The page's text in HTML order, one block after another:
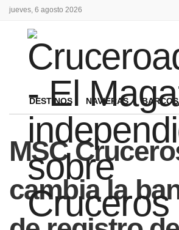
jueves, 6 agosto 2026
DESTINOS NAVIERAS BARCOS
MSC
cambia la